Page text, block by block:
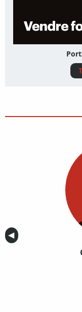
Anterior
◀︎